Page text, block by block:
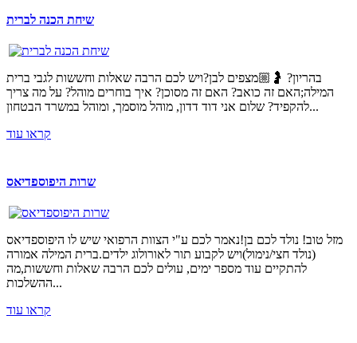
שיחת הכנה לברית
בהריון? 🤰🏼מצפים לבן?ויש לכם הרבה שאלות וחששות לגבי ברית
המילה;האם זה כואב? האם זה מסוכן? איך בוחרים מוהל? על מה צריך
להקפיד? שלום אני דוד דדון, מוהל מוסמך, ומוהל במשרד הבטחון...
קראו עוד
שרות היפוספדיאס
מזל טוב! נולד לכם בן!נאמר לכם ע"י הצוות הרפואי שיש לו היפוספדיאס
(נולד חצי/נימול)ויש לקבוע תור לאורולוג ילדים.ברית המילה אמורה
להתקיים עוד מספר ימים, עולים לכם הרבה שאלות וחששות,מה
ההשלכות...
קראו עוד